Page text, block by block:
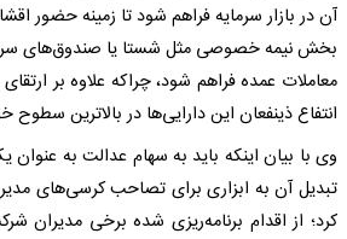
آن در بازار سرمایه فراهم شود تا زمینه حضور
بخش نیمه خصوصی مثل شستا یا صندوق‌های
معاملات عمده فراهم شود، چراکه علاوه بر
انتفاع ذینفعان این دارایی‌ها در بالاترین
وی با بیان اینکه باید به سهام عدالت به
تبدیل آن به ابزاری برای تصاحب کرسی‌های
کرد؛ از اقدام برنامه‌ریزی شده برخی